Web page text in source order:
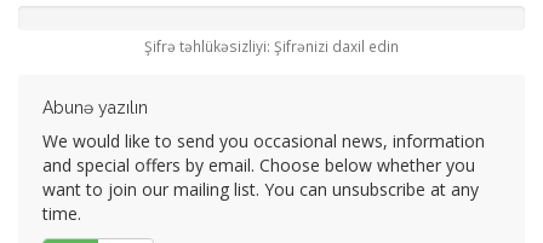
Şifrə təhlükəsizliyi: Şifrənizi daxil edin
Abunə yazılın
We would like to send you occasional news, information
and special offers by email. Choose below whether you
want to join our mailing list. You can unsubscribe at any
time.